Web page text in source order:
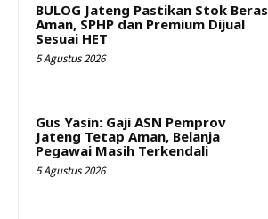
BULOG Jateng Pastikan Stok Beras
Aman, SPHP dan Premium Dijual
Sesuai HET
5 Agustus 2026
Gus Yasin: Gaji ASN Pemprov
Jateng Tetap Aman, Belanja
Pegawai Masih Terkendali
5 Agustus 2026